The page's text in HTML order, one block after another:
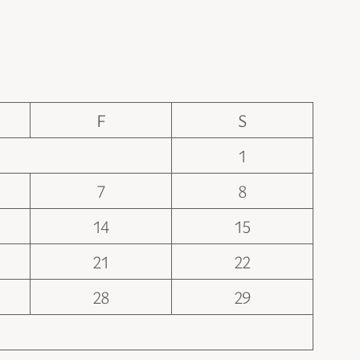
F
S
1
7
8
14
15
21
22
28
29